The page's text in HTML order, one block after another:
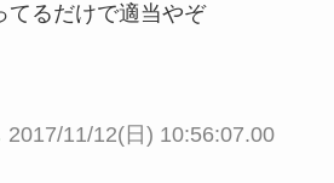
てるだけで適当やぞ
2017/11/12(日) 10:56:07.00